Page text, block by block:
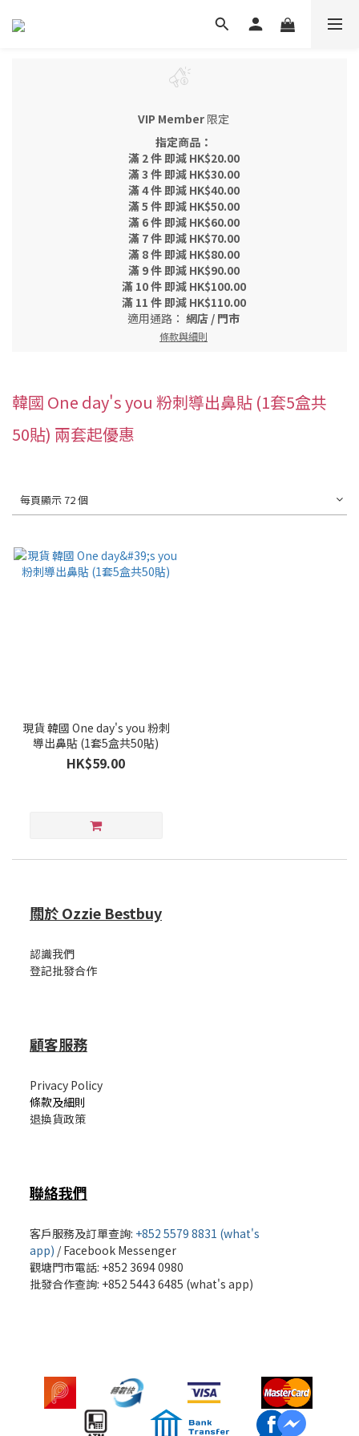
VIP Member 限定
指定商品：
滿 2 件 即減 HK$20.00
滿 3 件 即減 HK$30.00
滿 4 件 即減 HK$40.00
滿 5 件 即減 HK$50.00
滿 6 件 即減 HK$60.00
滿 7 件 即減 HK$70.00
滿 8 件 即減 HK$80.00
滿 9 件 即減 HK$90.00
滿 10 件 即減 HK$100.00
滿 11 件 即減 HK$110.00
適用通路： 網店 / 門市
條款與細則
韓國 One day's you 粉刺導出鼻貼 (1套5盒共
50貼) 兩套起優惠
每頁顯示 72 個
現貨 韓國 One day's you 粉刺
導出鼻貼 (1套5盒共50貼)
HK$59.00
關於 Ozzie Bestbuy
認識我們
登記批發合作
顧客服務
Privacy Policy
條款及細則
退換貨政策
聯絡我們
客戶服務及訂單查詢: +852 5579 8831 (what's
app) /Facebook Messenger
觀塘門市電話: +852 3694 0980
批發合作查詢: +852 5443 6485 (what's app)